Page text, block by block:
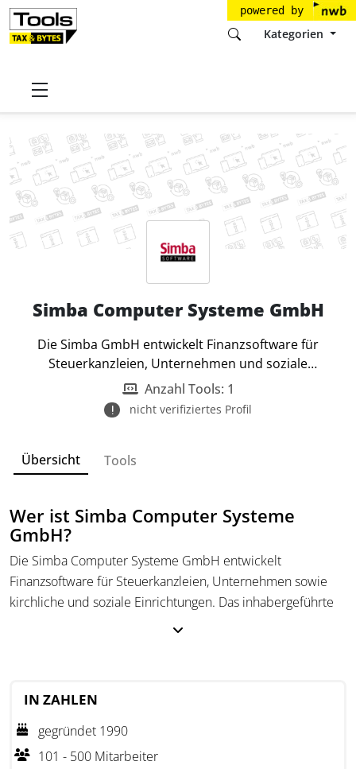
powered by
Kategorien
Startseite
Simba Computer Systeme GmbH
Die Simba GmbH entwickelt Finanzsoftware für
Steuerkanzleien, Unternehmen und soziale
Einrichtungen.
Anzahl Tools: 1
nicht verifiziertes Profil
Übersicht Tools
Wer ist Simba Computer Systeme
GmbH?
Die Simba Computer Systeme GmbH entwickelt
Finanzsoftware für Steuerkanzleien, Unternehmen sowie
kirchliche und soziale Einrichtungen. Das inhabergeführte
Simba bietet individuell anpassbare Softwarelösungen und
langjährige Erfahrung und der enge Austausch mit den
Kunden gewährleisten, dass die Software stets den
IN ZAHLEN
gegründet 1990
101 - 500 Mitarbeiter